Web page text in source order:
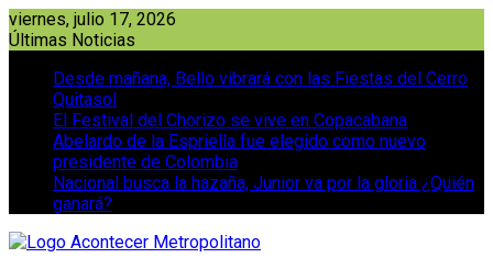
Saltar
al
viernes, julio 17, 2026
Últimas Noticias
Desde mañana, Bello vibrará con las Fiestas del Cerro
Quitasol
El Festival del Chorizo se vive en Copacabana
Abelardo de la Espriella fue elegido como nuevo
presidente de Colombia
Nacional busca la hazaña, Junior va por la gloria ¿Quién
ganará?